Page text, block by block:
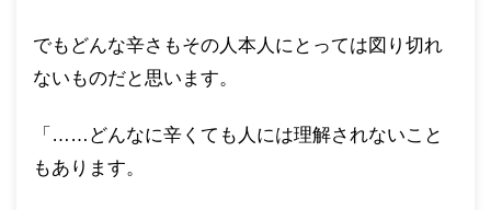
でもどんな辛さもその人本人にとっては図り切れ
ないものだと思います。
「……どんなに辛くても人には理解されないこと
もあります。